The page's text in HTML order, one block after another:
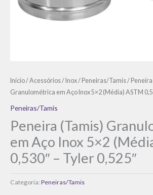
Início/Acessórios/ Inox/ Peneiras/Tamis/
Granulométrica em Aço Inox 5×2 (Média) ASTM
Peneiras/Tamis
Peneira (Tamis)
em Aço Inox 5×2
0,530″ – Tyler 0,525″
Categoria: Peneiras/Tamis